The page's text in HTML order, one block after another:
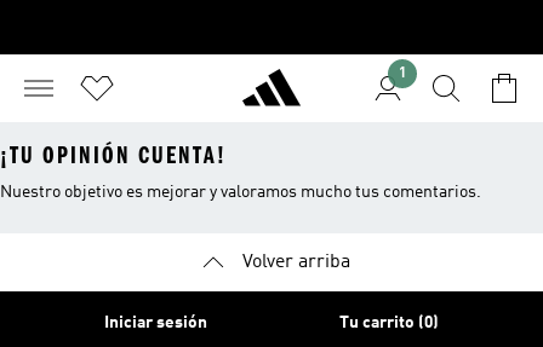
1
¡TU OPINIÓN CUENTA!
Nuestro objetivo es mejorar y valoramos mucho tus comentarios.
Volver arriba
Iniciar sesión Tu carrito (0)